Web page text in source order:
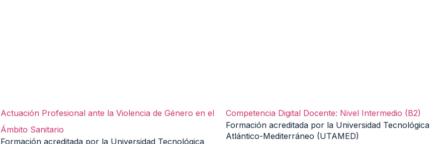
Actuación Profesional ante la Violencia de Género en el
Ámbito Sanitario
Formación acreditada por la Universidad Tecnológica
Competencia Digital Docente: Nivel Intermedio (B2)
Formación acreditada por la Universidad Tecnológica
Atlántico-Mediterráneo (UTAMED)